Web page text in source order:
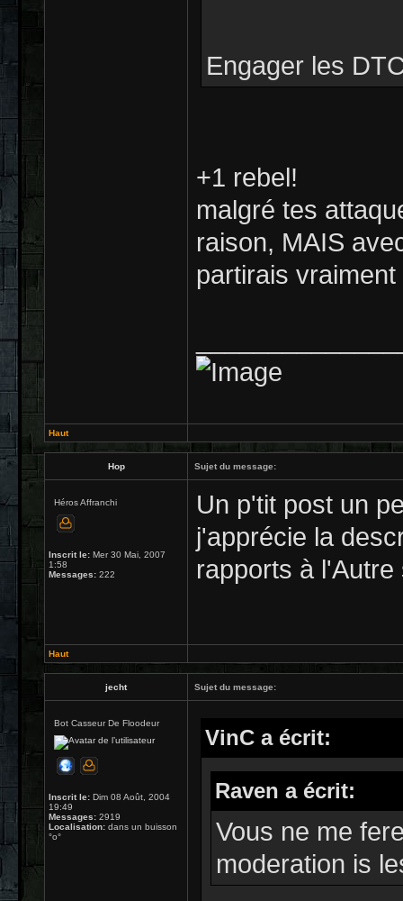
Engager les
+1 rebel!
malgré tes
raison, MAIS
partirais
Haut
Hop Sujet du message:
Héros Affranchi
Inscrit le: Mer 30 Mai, 2007
1:58
Messages: 222
Un p'tit post un
j'apprécie la
rapports à
Haut
jecht Sujet du message:
Bot Casseur De Floodeur
Inscrit le: Dim 08 Août, 2004
19:49
Messages: 2919
Localisation: dans un buisson
°o°
VinC a écrit:
Raven a écrit:
Vous ne me
moderation is